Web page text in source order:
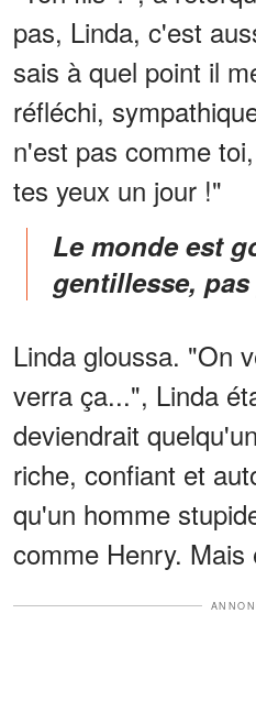
pas, Linda, c'est
sais à quel point il
réfléchi,
n'est pas comme
tes yeux un jour !"
Le monde est gouverné par la
gentillesse,
Linda gloussa. "On
verra ça...", Linda
deviendrait
riche, confiant et
qu'un homme
comme Henry. Mais